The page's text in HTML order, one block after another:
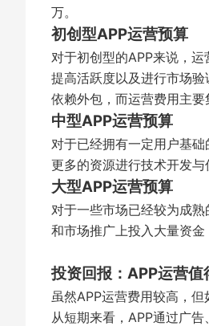
万。
初创型APP运营预算
对于初创型的APP来说，运
提高活跃度以及进行市场
依赖外包，而运营费用主要
中型APP运营预算
对于已经拥有一定用户基
更多的资源进行技术开发
大型APP运营预算
对于一些市场已经较为成
和市场推广上投入大量资
投资回报：APP运营值
虽然APP运营费用较高，
从短期来看，APP通过广